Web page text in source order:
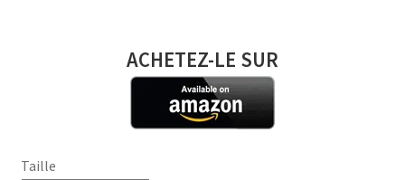
ACHETEZ-LE SUR
Taille